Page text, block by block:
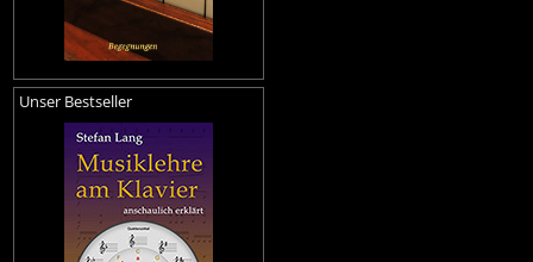
Unser Bestseller